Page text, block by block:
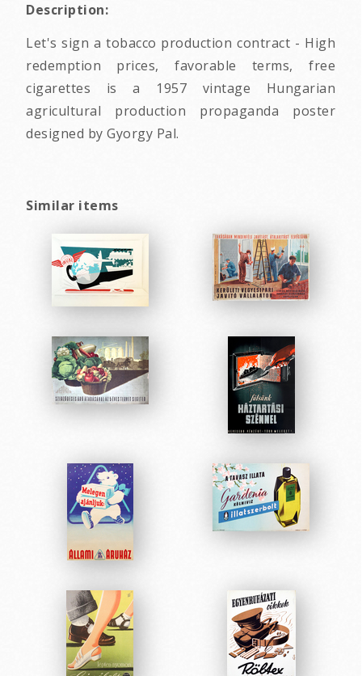
Description:
Let's sign a tobacco production contract - High
redemption prices, favorable terms, free
cigarettes is a 1957 vintage Hungarian
agricultural production propaganda poster
designed by Gyorgy Pal.
Similar items